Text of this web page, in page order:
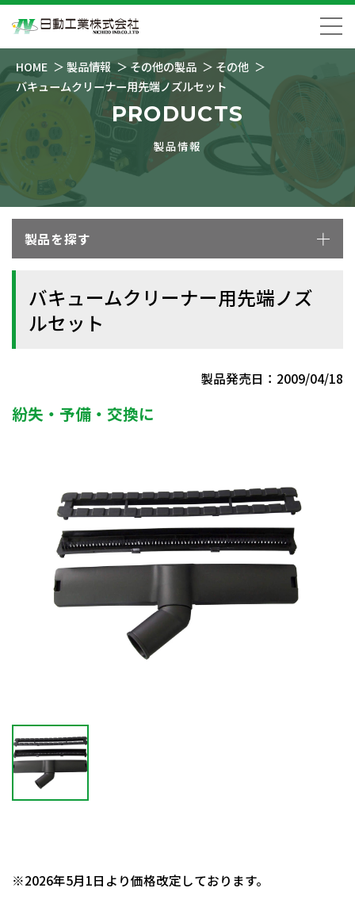
HOME 製品情報 その他の製品
その他
バキュームクリーナー用先端ノズルセット
PRODUCTS
製品情報
製品を探す
バキュームクリーナー用先端ノズ
ルセット
製品発売日：2009/04/18
紛失・予備・交換に
※2026年5月1日より価格改定しております。